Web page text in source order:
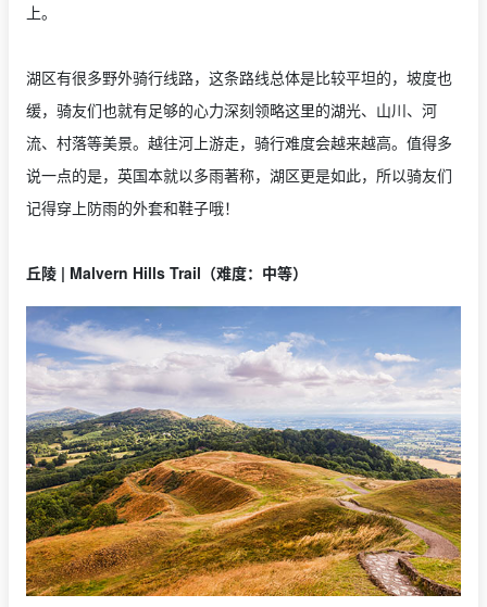
上。
湖区有很多野外骑行线路，这条路线总体是比较平坦的，坡度也
缓，骑友们也就有足够的心力深刻领略这里的湖光、山川、河
流、村落等美景。越往河上游走，骑行难度会越来越高。值得多
说一点的是，英国本就以多雨著称，湖区更是如此，所以骑友们
记得穿上防雨的外套和鞋子哦！
丘陵 | Malvern Hills Trail（难度：中等）